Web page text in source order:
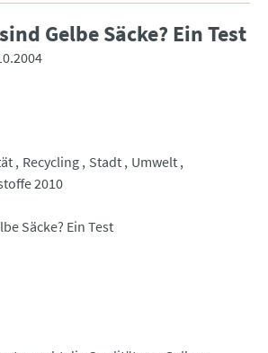
Gelbe Säcke? Ein Test
Recycling Stadt Umwelt
2010
Säcke? Ein Test